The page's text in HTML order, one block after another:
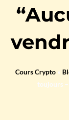
Cours Crypto»
toujours –